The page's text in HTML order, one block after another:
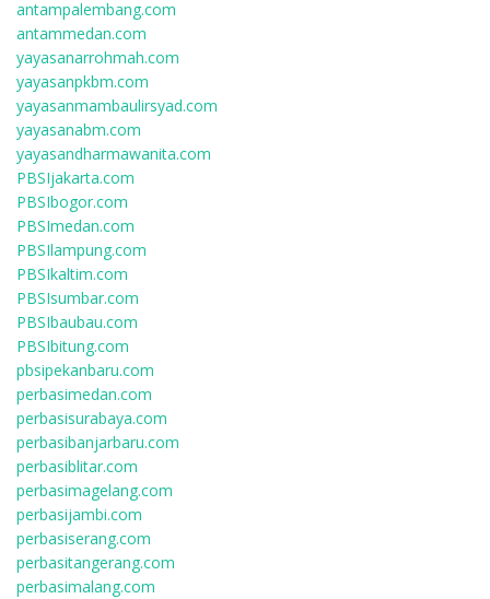
antampalembang.com
antammedan.com
yayasanarrohmah.com
yayasanpkbm.com
yayasanmambaulirsyad.com
yayasanabm.com
yayasandharmawanita.com
PBSIjakarta.com
PBSIbogor.com
PBSImedan.com
PBSIlampung.com
PBSIkaltim.com
PBSIsumbar.com
PBSIbaubau.com
PBSIbitung.com
pbsipekanbaru.com
perbasimedan.com
perbasisurabaya.com
perbasibanjarbaru.com
perbasiblitar.com
perbasimagelang.com
perbasijambi.com
perbasiserang.com
perbasitangerang.com
perbasimalang.com